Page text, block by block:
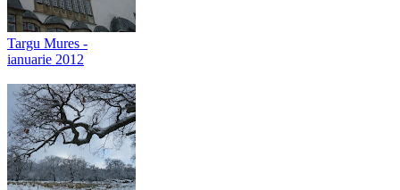
Targu Mures -
ianuarie 2012